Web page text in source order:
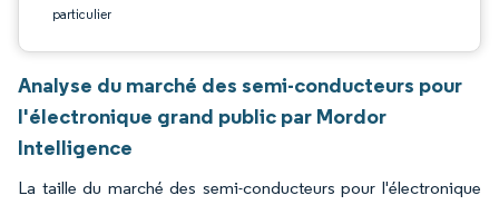
particulier
Analyse du marché des semi-conducteurs pour
l'électronique grand public par Mordor
Intelligence
La taille du marché des semi-conducteurs pour l'électronique